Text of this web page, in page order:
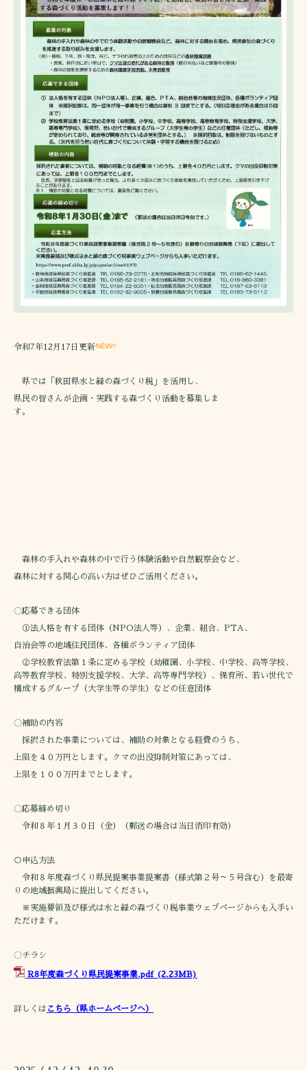
令和7年12月17日更新
県では「秋田県水と緑の森づくり税」を活用し、
県民の皆さんが企画・実践する森づくり活動を募集しま
す。
森林の手入れや森林の中で行う体験活動や自然観察会など、
森林に対する関心の高い方はぜひご活用ください。
〇応募できる団体
①法人格を有する団体（NPO法人等）、企業、組合、PTA、
自治会等の地域住民団体、各種ボランティア団体
②学校教育法第１条に定める学校（幼稚園、小学校、中学校、高等学校、
高等教育学校、特別支援学校、大学、高等専門学校）、保育所、若い世代で
構成するグループ（大学生等の学生）などの任意団体
〇補助の内容
採択された事業については、補助の対象となる経費のうち、
上限を４０万円とします。クマの出没抑制対策にあっては、
上限を１００万円までとします。
〇応募締め切り
令和８年１月３０日（金）（郵送の場合は当日消印有効）
○申込方法
令和８年度森づくり県民提案事業提案書（様式第２号～５号含む）を最寄
りの地域振興局に提出してください。
※実施要領及び様式は水と緑の森づくり税事業ウェブページからも入手い
ただけます。
〇チラシ
R8年度森づくり県民提案事業.pdf(2.23MB)
詳しくは こちら（県ホームページへ）